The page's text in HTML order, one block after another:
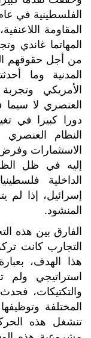
المقاومة
المهاتما غاندي
من أجل حقوقهم
المدنية وما
الأمريكي
العنصري لا سيما
دورا كبيرا في
النظام
الاستثمارات
إليه في ظل
الداخلية
إسرائيل، إذا لم
المنشود.
الفارق بين هذه
التجارب كانت
هذا الهدف،
استراتيجي ولم
والتكتيكات،
المختلفة
تنشغل هذه